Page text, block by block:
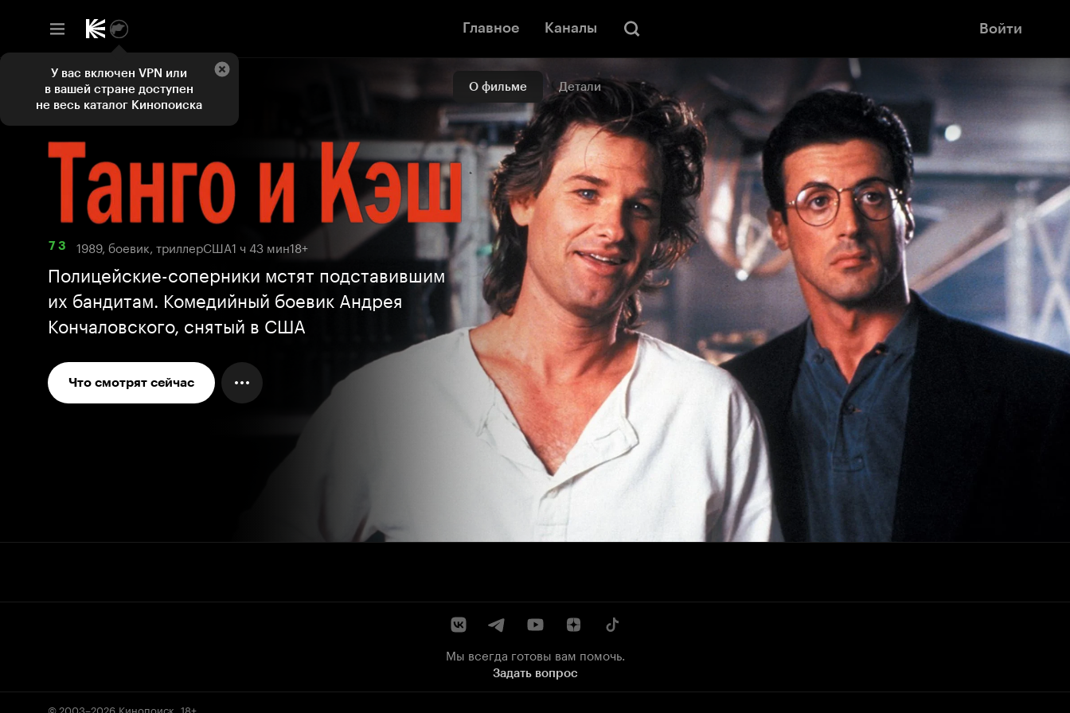
Главное Каналы Войти
О фильме Детали
7 3 1989, боевик, триллерСША1 ч 43 мин18+
Полицейские-соперники мстят подставившим
их бандитам. Комедийный боевик Андрея
Кончаловского, снятый в США
Что смотрят сейчас
Мы всегда готовы вам помочь.
Задать вопрос
© 2003–2026 Кинопоиск 18+
У вас включен VPN или
в вашей стране доступен
не весь каталог Кинопоиска